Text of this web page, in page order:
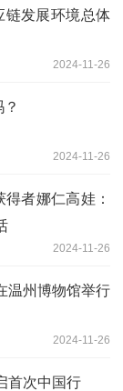
链发展环境总体
2024-11-26
2024-11-26
得者娜仁高娃：
2024-11-26
温州博物馆举行
2024-11-26
首次中国行